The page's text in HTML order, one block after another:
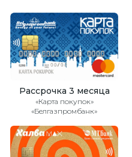
Рассрочка 3 месяца
«Карта покупок»
«Белгазпромбанк»